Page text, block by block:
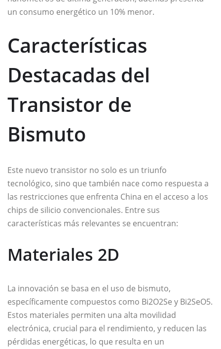
un consumo energético un 10% menor.
Características
Destacadas del
Transistor de
Bismuto
Este nuevo transistor no solo es un triunfo
tecnológico, sino que también nace como respuesta a
las restricciones que enfrenta China en el acceso a los
chips de silicio convencionales. Entre sus
características más relevantes se encuentran:
Materiales 2D
La innovación se basa en el uso de bismuto,
específicamente compuestos como Bi2O2Se y Bi2SeO5.
Estos materiales permiten una alta movilidad
electrónica, crucial para el rendimiento, y reducen las
pérdidas energéticas, lo que resulta en un